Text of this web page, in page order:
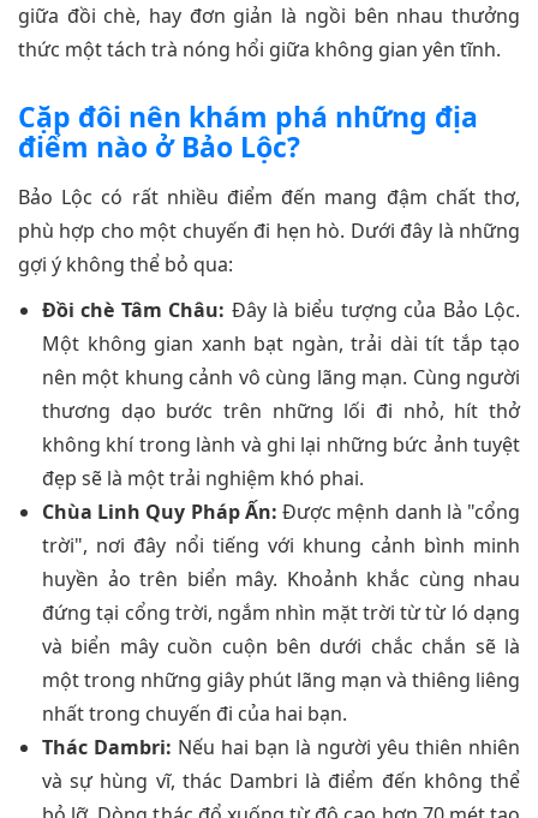
giữa đồi chè, hay đơn giản là ngồi bên nhau thưởng
thức một tách trà nóng hổi giữa không gian yên tĩnh.
Cặp đôi nên khám phá những địa
điểm nào ở Bảo Lộc?
Bảo Lộc có rất nhiều điểm đến mang đậm chất thơ,
phù hợp cho một chuyến đi hẹn hò. Dưới đây là những
gợi ý không thể bỏ qua:
Đồi chè Tâm Châu: Đây là biểu tượng của Bảo Lộc.
Một không gian xanh bạt ngàn, trải dài tít tắp tạo
nên một khung cảnh vô cùng lãng mạn. Cùng người
thương dạo bước trên những lối đi nhỏ, hít thở
không khí trong lành và ghi lại những bức ảnh tuyệt
đẹp sẽ là một trải nghiệm khó phai.
Chùa Linh Quy Pháp Ấn: Được mệnh danh là "cổng
trời", nơi đây nổi tiếng với khung cảnh bình minh
huyền ảo trên biển mây. Khoảnh khắc cùng nhau
đứng tại cổng trời, ngắm nhìn mặt trời từ từ ló dạng
và biển mây cuồn cuộn bên dưới chắc chắn sẽ là
một trong những giây phút lãng mạn và thiêng liêng
nhất trong chuyến đi của hai bạn.
Thác Dambri: Nếu hai bạn là người yêu thiên nhiên
và sự hùng vĩ, thác Dambri là điểm đến không thể